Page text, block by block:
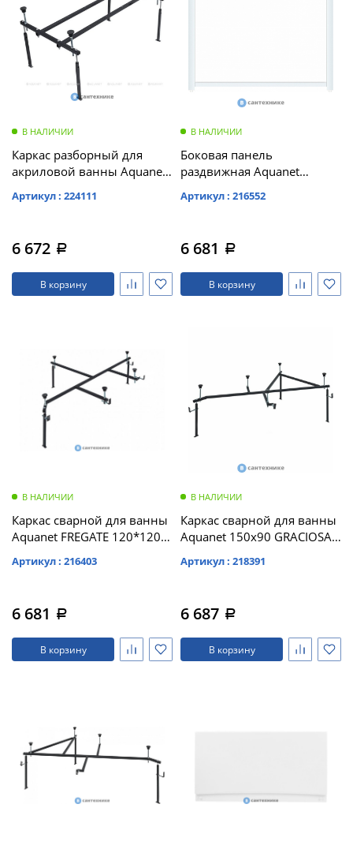
В НАЛИЧИИ
Каркас разборный для
акриловой ванны Aquanet
Артикул : 224111
6 672 a
В корзину
В НАЛИЧИИ
Боковая панель
раздвижная Aquanet
Артикул : 216552
6 681 a
В корзину
В НАЛИЧИИ
Каркас сварной для ванны
Aquanet FREGATE 120*120
Артикул : 216403
6 681 a
В корзину
В НАЛИЧИИ
Каркас сварной для ванны
Aquanet 150x90 GRACIOSA
Артикул : 218391
6 687 a
В корзину